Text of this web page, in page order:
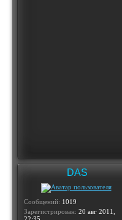
DAS
Сообщений: 1019
Зарегистрирован: 20 авг 2011,